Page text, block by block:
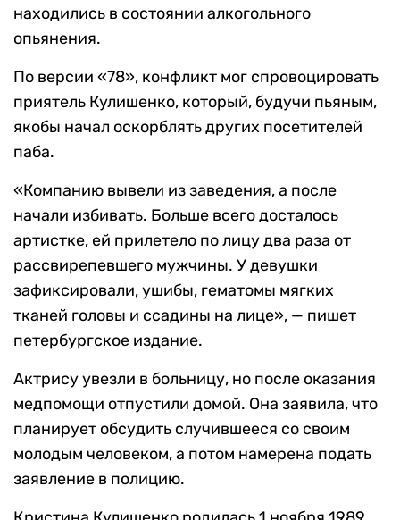
находились в состоянии алкогольного
опьянения.
По версии «78», конфликт мог спровоцировать
приятель Кулишенко, который, будучи пьяным,
якобы начал оскорблять других посетителей
паба.
«Компанию вывели из заведения, а после
начали избивать. Больше всего досталось
артистке, ей прилетело по лицу два раза от
рассвирепевшего мужчины. У девушки
зафиксировали, ушибы, гематомы мягких
тканей головы и ссадины на лице», — пишет
петербургское издание.
Актрису увезли в больницу, но после оказания
медпомощи отпустили домой. Она заявила, что
планирует обсудить случившееся со своим
молодым человеком, а потом намерена подать
заявление в полицию.